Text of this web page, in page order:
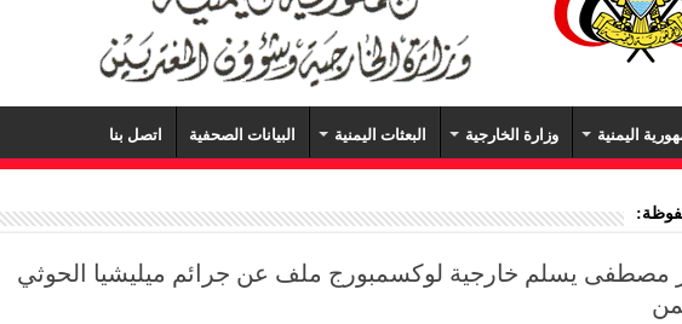
اليمنية وزارة الخارجية البعثات اليمنية البيانات الصحفية اتصل بنا
مصطفى يسلم خارجية لوكسمبورج ملف عن جرائم ميليشيا الحوثي